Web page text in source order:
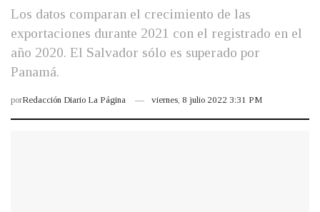
Los datos comparan el crecimiento de las
exportaciones durante 2021 con el registrado en el
año 2020. El Salvador sólo es superado por
Panamá.
porRedacción Diario La Página viernes, 8 julio 2022 3:31 PM